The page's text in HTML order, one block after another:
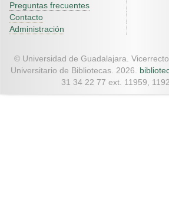
Preguntas frecuentes
Contacto
Administración
© Universidad de Guadalajara.
Universitario de Bibliotecas. 2026.
31 34 22 77 ext. 11959,